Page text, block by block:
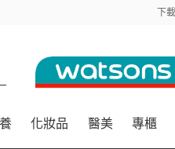
下
化妝品 醫美 專櫃